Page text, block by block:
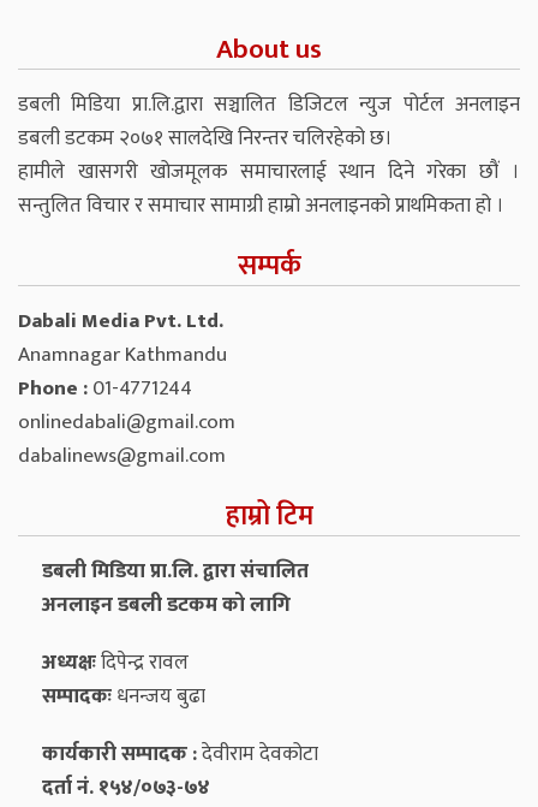
About us
डबली मिडिया प्रा.लि.द्वारा सञ्चालित डिजिटल न्युज पोर्टल अनलाइन
डबली डटकम २०७१ सालदेखि निरन्तर चलिरहेको छ।
हामीले खासगरी खोजमूलक समाचारलाई स्थान दिने गरेका छौं ।
सन्तुलित विचार र समाचार सामाग्री हाम्रो अनलाइनको प्राथमिकता हो ।
सम्पर्क
Dabali Media Pvt. Ltd.
Anamnagar Kathmandu
Phone :01-4771244
onlinedabali@gmail.com
dabalinews@gmail.com
हाम्रो टिम
डबली मिडिया प्रा.लि. द्वारा संचालित
अनलाइन डबली डटकम को लागि
अध्यक्षःदिपेन्द्र रावल
सम्पादकःधनन्‍जय बुढा
कार्यकारी सम्पादक :देवीराम देवकोटा
दर्ता नं. १५४/०७३-७४